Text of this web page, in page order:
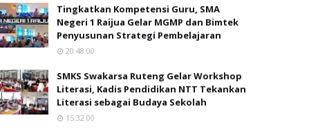
Tingkatkan Kompetensi Guru, SMA
Negeri 1 Raijua Gelar MGMP dan Bimtek
Penyusunan Strategi Pembelajaran
20:48:00
SMKS Swakarsa Ruteng Gelar Workshop
Literasi, Kadis Pendidikan NTT Tekankan
Literasi sebagai Budaya Sekolah
15:32:00